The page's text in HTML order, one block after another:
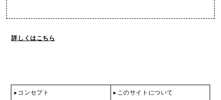
詳しくはこちら
コンセプト このサイトについて